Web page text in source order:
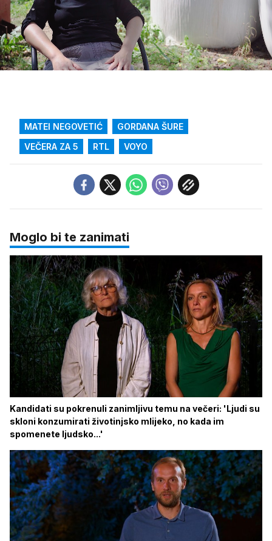
Upali
zvuk
/
Loaded:
53.33%
MATEI NEGOVETIĆ
GORDANA ŠURE
VEČERA ZA 5
RTL VOYO
Moglo bi te zanimati
Kandidati su pokrenuli zanimljivu temu na večeri: 'Ljudi su
skloni konzumirati životinjsko mlijeko, no kada im
spomenete ljudsko...'